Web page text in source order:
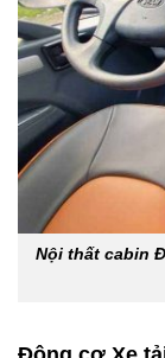
Nội thất cabin